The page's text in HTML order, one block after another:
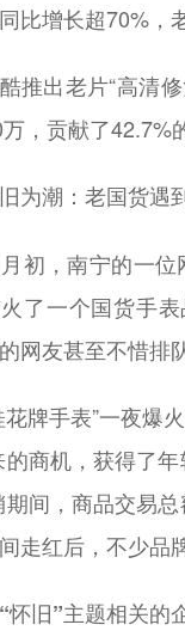
比增长超70%，
出老片“高清修
，贡献了42.7%
为潮：老国货遇
，南宁的一位
了一个国货手
网友甚至不惜排
手表”一夜爆火
的商机，获得了
期间，商品交易
走红后，不少品
怀旧”主题相关的